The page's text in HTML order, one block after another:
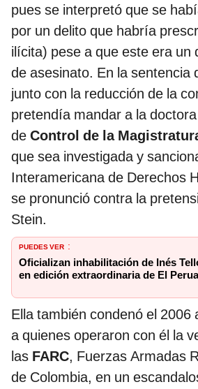
pues se interpretó que se
por un delito que habría
ilícita) pese a que este era un
de asesinato. En la sentencia
junto con la reducción de la
pretendía mandar a la
de Control de la
que sea investigada y
Interamericana de Derechos
se pronunció contra la
Stein.
PUEDES VER :
Oficializan inhabilitación de Inés
en edición extraordinaria de El
Ella también condenó el 2006
a quienes operaron con él la
las FARC, Fuerzas Armadas
de Colombia, en un